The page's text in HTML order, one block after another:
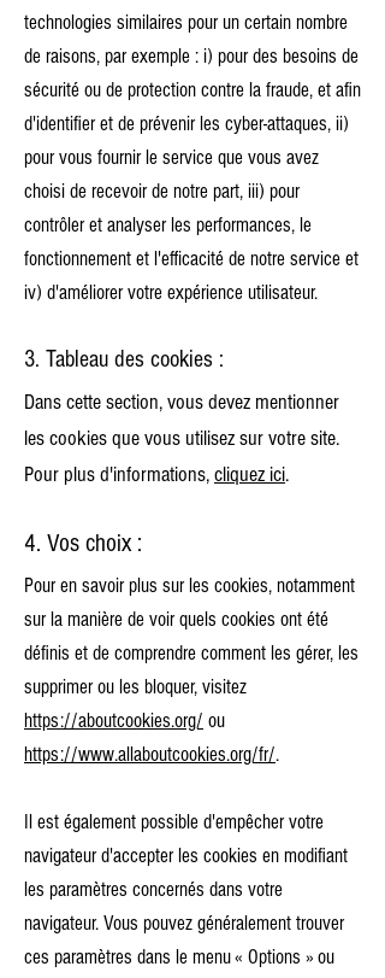
technologies similaires pour un certain nombre
de raisons, par exemple : i) pour des besoins de
sécurité ou de protection contre la fraude, et afin
d'identifier et de prévenir les cyber-attaques, ii)
pour vous fournir le service que vous avez
choisi de recevoir de notre part, iii) pour
contrôler et analyser les performances, le
fonctionnement et l'efficacité de notre service et
iv) d'améliorer votre expérience utilisateur.
3. Tableau des cookies :
Dans cette section, vous devez mentionner
les cookies que vous utilisez sur votre site.
Pour plus d'informations,cliquez ici.
4. Vos choix :
Pour en savoir plus sur les cookies, notamment
sur la manière de voir quels cookies ont été
définis et de comprendre comment les gérer, les
supprimer ou les bloquer, visitez
https://aboutcookies.org/ ou
https://www.allaboutcookies.org/fr/.
Il est également possible d'empêcher votre
navigateur d'accepter les cookies en modifiant
les paramètres concernés dans votre
navigateur. Vous pouvez généralement trouver
ces paramètres dans le menu« Options » ou